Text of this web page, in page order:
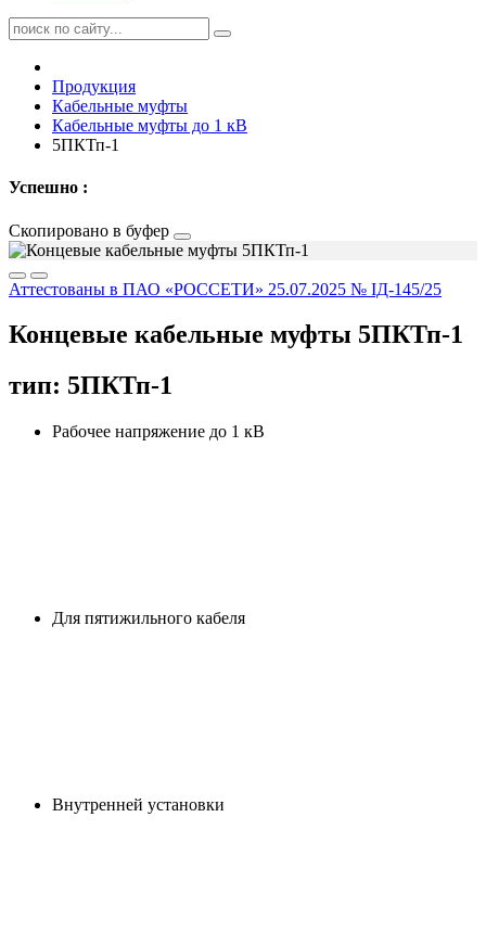
Продукция
Кабельные муфты
Кабельные муфты до 1 кВ
5ПКТп-1
Успешно :
Скопировано в буфер
Аттестованы в ПАО «РОССЕТИ» 25.07.2025 № IД-145/25
Концевые кабельные муфты 5ПКТп-1
тип: 5ПКТп-1
Рабочее напряжение до 1 кВ
Для пятижильного кабеля
Внутренней установки